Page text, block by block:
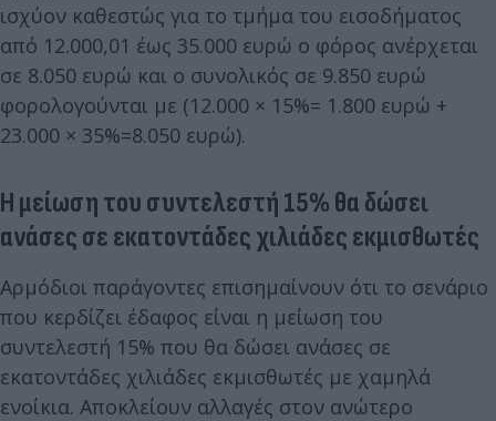
ισχύον καθεστώς για το τμήμα του εισοδήματος
από 12.000,01 έως 35.000 ευρώ ο φόρος ανέρχεται
σε 8.050 ευρώ και ο συνολικός σε 9.850 ευρώ
φορολογούνται με (12.000 × 15%= 1.800 ευρώ +
23.000 × 35%=8.050 ευρώ).
Η μείωση του συντελεστή 15% θα δώσει
ανάσες σε εκατοντάδες χιλιάδες εκμισθωτές
Αρμόδιοι παράγοντες επισημαίνουν ότι το σενάριο
που κερδίζει έδαφος είναι η μείωση του
συντελεστή 15% που θα δώσει ανάσες σε
εκατοντάδες χιλιάδες εκμισθωτές με χαμηλά
ενοίκια. Αποκλείουν αλλαγές στον ανώτερο